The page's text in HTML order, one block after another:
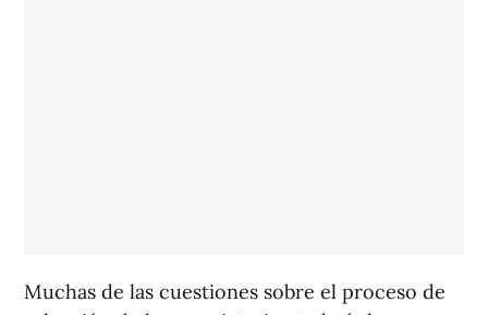
Muchas de las cuestiones sobre el proceso de